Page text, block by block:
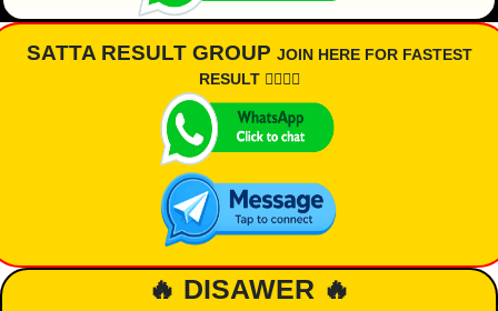
SATTA RESULT GROUP JOIN HERE FOR FASTEST
RESULT 👇🏾👇🏾
🔥 DISAWER 🔥